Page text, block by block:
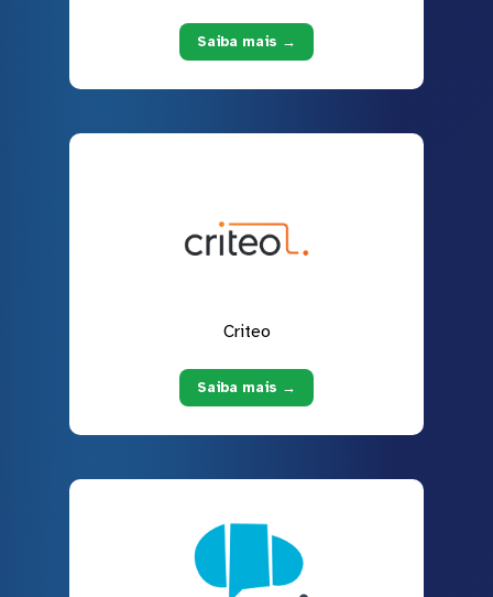
Saiba mais →
Criteo
Saiba mais →